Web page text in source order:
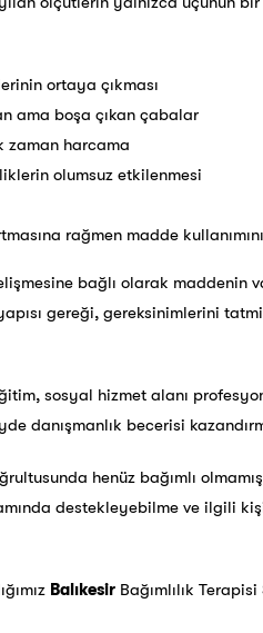
ortaya çıkması
ama boşa çıkan çabalar
zaman harcama
olumsuz etkilenmesi
rağmen madde
bağlı olarak maddenin
gereği, gereksinimlerini
sosyal hizmet alanı
danışmanlık becerisi
henüz bağımlı
destekleyebilme ve ilgili
Balıkesir Bağımlılık